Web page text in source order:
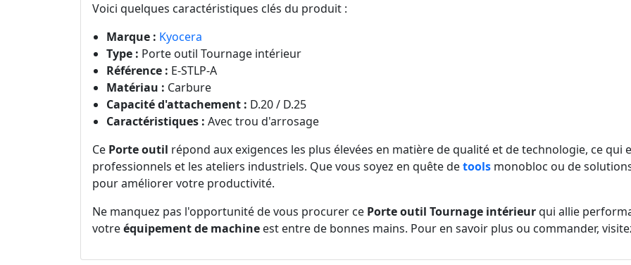
Voici quelques caractéristiques clés du produit :
Marque : Kyocera
Type : Porte outil Tournage intérieur
Référence : E-STLP-A
Matériau : Carbure
Capacité d'attachement : D.20 / D.25
Caractéristiques : Avec trou d'arrosage
Ce Porte outil répond aux exigences les plus élevées en matière de qualité et de technologie, ce qui
professionnels et les ateliers industriels. Que vous soyez en quête detools monobloc ou de
pour améliorer votre productivité.
Ne manquez pas l'opportunité de vous procurer ce Porte outil Tournage intérieurqui allie
votreéquipement de machine est entre de bonnes mains. Pour en savoir plus ou commander,